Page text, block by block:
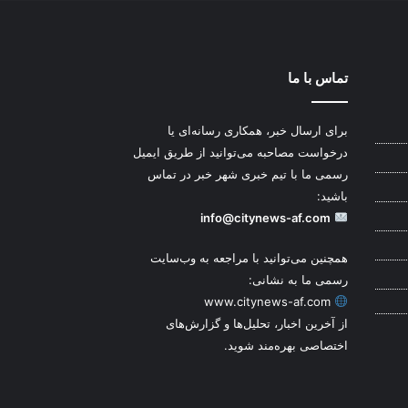
تماس با ما
برای ارسال خبر، همکاری رسانه‌ای یا
درخواست مصاحبه می‌توانید از طریق ایمیل
رسمی ما با تیم خبری شهر خبر در تماس
باشید:
info@citynews-af.com
همچنین می‌توانید با مراجعه به وب‌سایت
رسمی ما به نشانی:
www.citynews-af.com
از آخرین اخبار، تحلیل‌ها و گزارش‌های
اختصاصی بهره‌مند شوید.